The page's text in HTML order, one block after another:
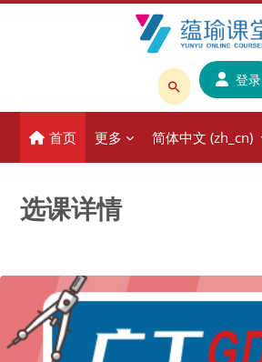
搜
课
程
称
登录
首页 更多 简体中文 ‎(zh_cn)‎
选课详情